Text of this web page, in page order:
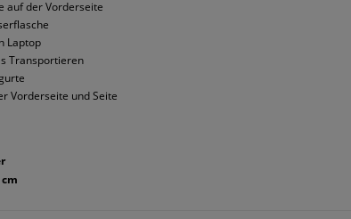
auf der Vorderseite
Laptop
Transportieren
Vorderseite und Seite